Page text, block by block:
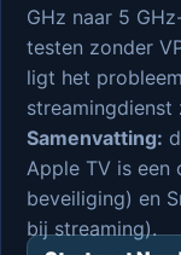
GHz naar 5
testen zonder
ligt het
streamingdienst
Samenvatting:
Apple TV is een
beveiliging) en
bij streaming).